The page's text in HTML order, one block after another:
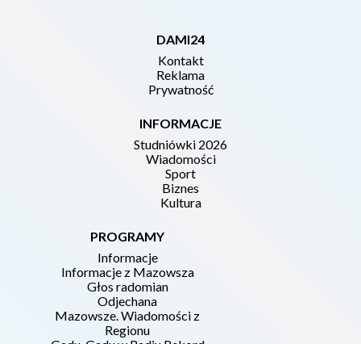
DAMI24
Kontakt
Reklama
Prywatność
INFORMACJE
Studniówki 2026
Wiadomości
Sport
Biznes
Kultura
PROGRAMY
Informacje
Informacje z Mazowsza
Głos radomian
Odjechana
Mazowsze. Wiadomości z
Regionu